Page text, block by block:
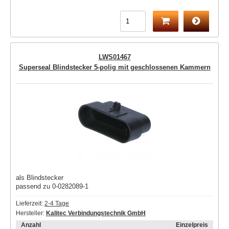
LWS01467
Superseal Blindstecker 5-polig mit geschlossenen Kammern
als Blindstecker
passend zu 0-0282089-1
Lieferzeit: 2-4 Tage
Hersteller: Kalitec Verbindungstechnik GmbH
Anzahl
Einzelpreis